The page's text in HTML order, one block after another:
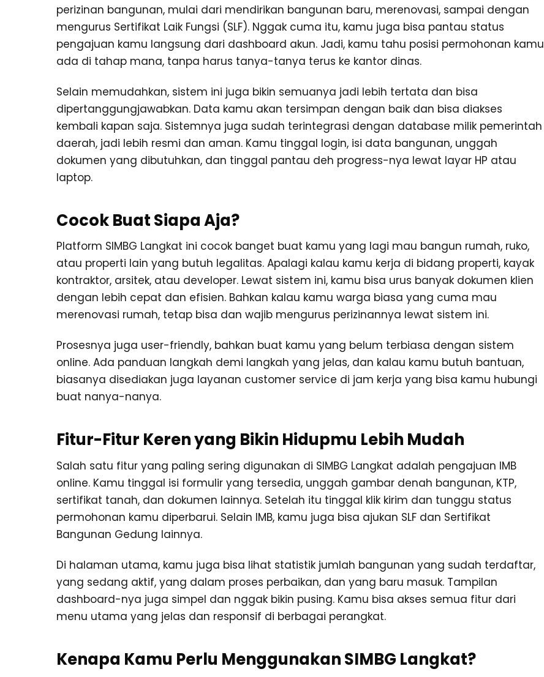
perizinan bangunan, mulai dari mendirikan bangunan baru, merenovasi, sampai dengan
mengurus Sertifikat Laik Fungsi (SLF). Nggak cuma itu, kamu juga bisa pantau status
pengajuan kamu langsung dari dashboard akun. Jadi, kamu tahu posisi permohonan kamu
ada di tahap mana, tanpa harus tanya-tanya terus ke kantor dinas.
Selain memudahkan, sistem ini juga bikin semuanya jadi lebih tertata dan bisa
dipertanggungjawabkan. Data kamu akan tersimpan dengan baik dan bisa diakses
kembali kapan saja. Sistemnya juga sudah terintegrasi dengan database milik pemerintah
daerah, jadi lebih resmi dan aman. Kamu tinggal login, isi data bangunan, unggah
dokumen yang dibutuhkan, dan tinggal pantau deh progress-nya lewat layar HP atau
laptop.
Cocok Buat Siapa Aja?
Platform SIMBG Langkat ini cocok banget buat kamu yang lagi mau bangun rumah, ruko,
atau properti lain yang butuh legalitas. Apalagi kalau kamu kerja di bidang properti, kayak
kontraktor, arsitek, atau developer. Lewat sistem ini, kamu bisa urus banyak dokumen klien
dengan lebih cepat dan efisien. Bahkan kalau kamu warga biasa yang cuma mau
merenovasi rumah, tetap bisa dan wajib mengurus perizinannya lewat sistem ini.
Prosesnya juga user-friendly, bahkan buat kamu yang belum terbiasa dengan sistem
online. Ada panduan langkah demi langkah yang jelas, dan kalau kamu butuh bantuan,
biasanya disediakan juga layanan customer service di jam kerja yang bisa kamu hubungi
buat nanya-nanya.
Fitur-Fitur Keren yang Bikin Hidupmu Lebih Mudah
Salah satu fitur yang paling sering digunakan di SIMBG Langkat adalah pengajuan IMB
online. Kamu tinggal isi formulir yang tersedia, unggah gambar denah bangunan, KTP,
sertifikat tanah, dan dokumen lainnya. Setelah itu tinggal klik kirim dan tunggu status
permohonan kamu diperbarui. Selain IMB, kamu juga bisa ajukan SLF dan Sertifikat
Bangunan Gedung lainnya.
Di halaman utama, kamu juga bisa lihat statistik jumlah bangunan yang sudah terdaftar,
yang sedang aktif, yang dalam proses perbaikan, dan yang baru masuk. Tampilan
dashboard-nya juga simpel dan nggak bikin pusing. Kamu bisa akses semua fitur dari
menu utama yang jelas dan responsif di berbagai perangkat.
Kenapa Kamu Perlu Menggunakan SIMBG Langkat?